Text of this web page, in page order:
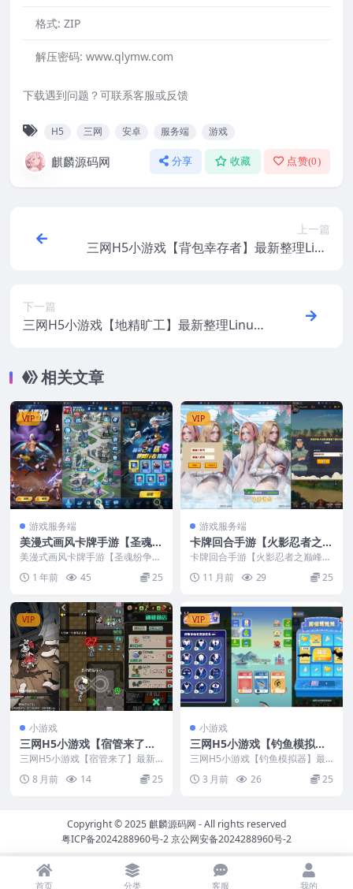
格式: ZIP
解压密码: www.qlymw.com
下载遇到问题？可联系客服或反馈
H5 三网 安卓 服务端 游戏
麒麟源码网 分享 收藏 点赞(0)
上一篇
三网H5小游戏【背包幸存者】最新整理Linu
下一篇
三网H5小游戏【地精旷工】最新整理Linux
相关文章
VIP
游戏服务端
美漫式画风卡牌手游【圣魂纷
争GM版】最新整理Win系服
务端+安卓+解密工具+CDK后
台+GM授权后台+视频教程
美漫式画风卡牌手游【圣魂纷争G
M版】最新整理Win系服务端+安
卓+解密工具+CD...
1 年前 45 25
VIP
游戏服务端
卡牌回合手游【火影忍者之巅
峰对决】最新整理CentOS手
工服务端+多区跨服+CDK授
权后台+安卓苹果双端+视频
卡牌回合手游【火影忍者之巅峰对
决】最新整理CentOS手工服务端
+多区跨服+CD...
11 月前 29 25
VIP
小游戏
三网H5小游戏【宿管来了】
最新整理Linux手工服务端
+安卓
三网H5小游戏【宿管来了】最新
8 月前 14 25
VIP
小游戏
三网H5小游戏【钓鱼模拟
器】最新整理Linux手工服务
端+安卓
三网H5小游戏【钓鱼模拟器】最
3 月前 26 25
Copyright © 2025 麒麟源码网 - All rights reserved
粤ICP备2024288960号-2京公网安备2024288960号-2
首页 分类 客服 我的